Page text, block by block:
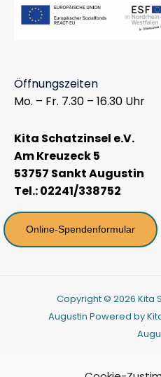
Öffnungszeiten
Mo. – Fr. 7.30 – 16.30 Uhr
Kita Schatzinsel e.V.
Am Kreuzeck 5
53757 Sankt Augustin
Tel.: 02241/338752
Online-Spendenformular
Copyright © 2026 Kita
Augustin Powered by